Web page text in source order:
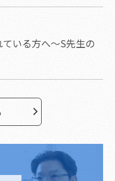
いる方へ～S先生の